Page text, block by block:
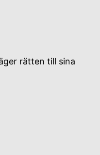
rätten till sina